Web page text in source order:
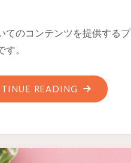
てのコンテンツを提供するプ
。
READING